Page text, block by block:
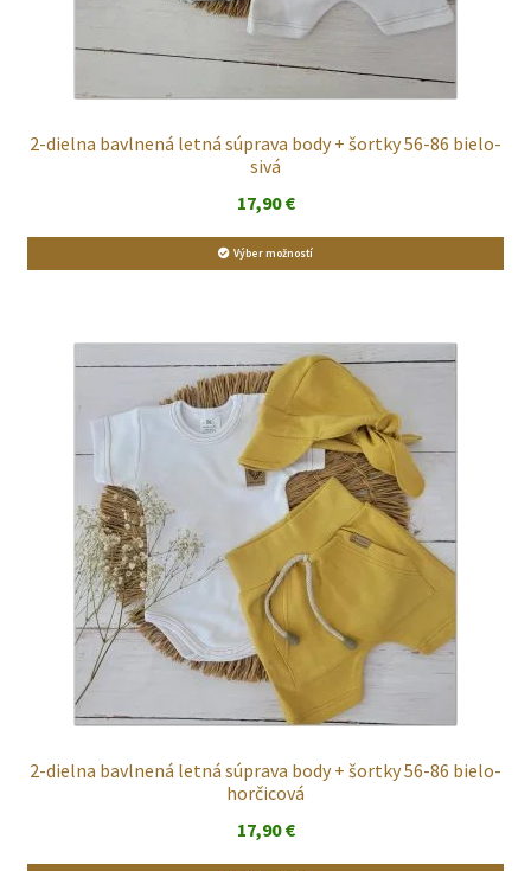
2-dielna bavlnená letná súprava body + šortky 56-86 bielo-
sivá
17,90€
Výber možností
2-dielna bavlnená letná súprava body + šortky 56-86 bielo-
horčicová
17,90€